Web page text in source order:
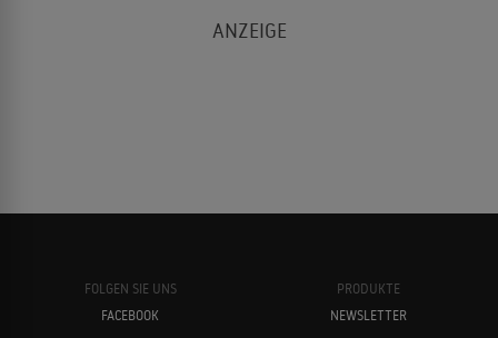
FOLGEN SIE UNS
FACEBOOK
PRODUKTE
NEWSLETTER